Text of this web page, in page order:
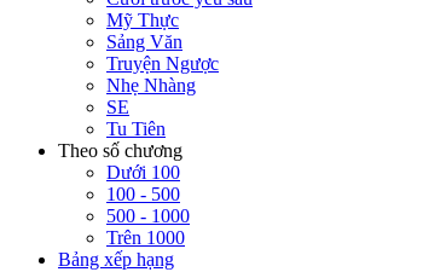
Mỹ Thực
Sảng Văn
Truyện Ngược
Nhẹ Nhàng
SE
Tu Tiên
Theo số chương
Dưới 100
100 - 500
500 - 1000
Trên 1000
Bảng xếp hạng